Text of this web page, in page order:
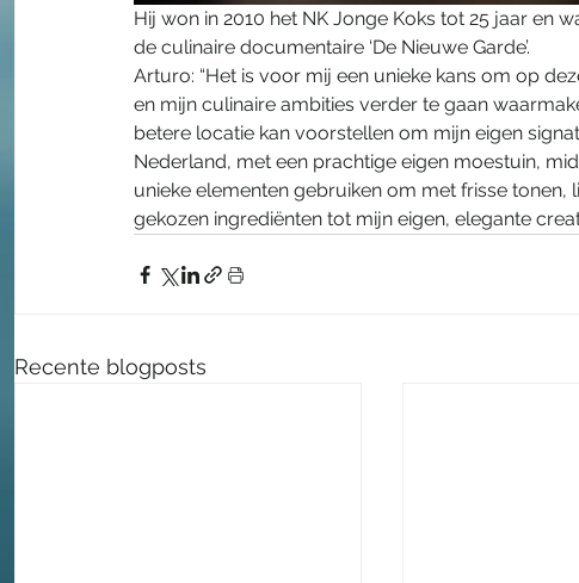
Hij won in 2010 het NK Jonge Koks tot 25 jaar en
de culinaire documentaire ‘De Nieuwe Garde’.
Arturo: “Het is voor mij een unieke kans om op
en mijn culinaire ambities verder te gaan
betere locatie kan voorstellen om mijn eigen
Nederland, met een prachtige eigen moestuin,
unieke elementen gebruiken om met frisse
gekozen ingrediënten tot mijn eigen, elegante
Recente blogposts